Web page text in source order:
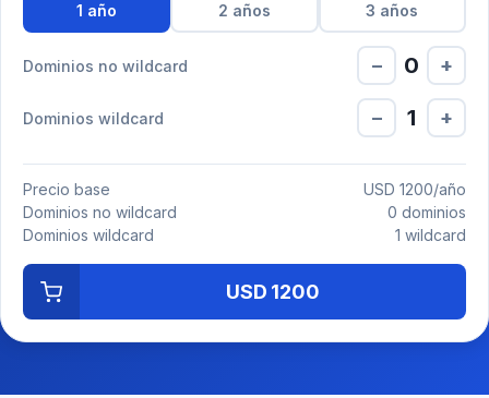
1 año
2 años 3 años
Dominios no wildcard − 0 +
Dominios wildcard − 1 +
Precio base
USD 1200/año
Dominios no wildcard
0 dominios
Dominios wildcard
1 wildcard
USD 1200